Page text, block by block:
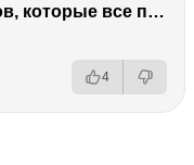
3 Худшие добавки для суставов, которые все пьют
4